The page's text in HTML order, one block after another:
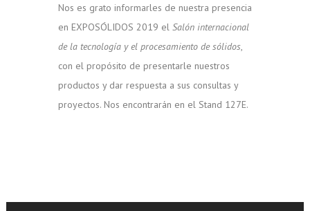
Nos es grato informarles de nuestra presencia
en EXPOSÓLIDOS 2019 el Salón internacional
de la tecnología y el procesamiento de sólidos,
con el propósito de presentarle nuestros
productos y dar respuesta a sus consultas y
proyectos. Nos encontrarán en el Stand 127E.